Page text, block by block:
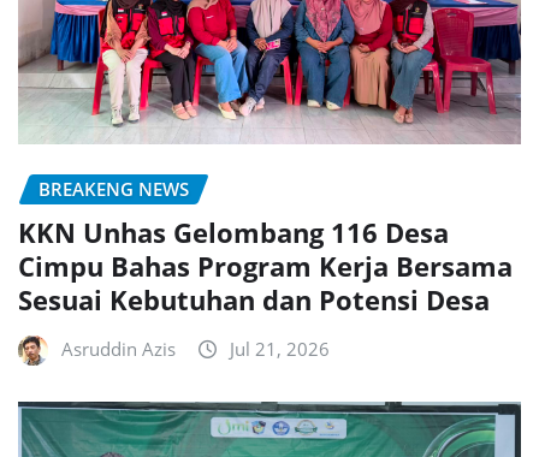
BREAKENG NEWS
KKN Unhas Gelombang 116 Desa
Cimpu Bahas Program Kerja Bersama
Sesuai Kebutuhan dan Potensi Desa
Asruddin Azis Jul 21, 2026